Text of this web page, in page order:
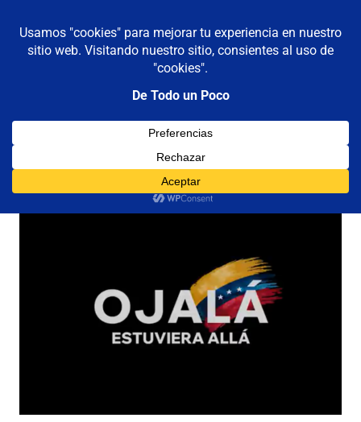
contenido
De todo un poco
Reflexiones,
Viajes
MENÚ
Categoría:Música